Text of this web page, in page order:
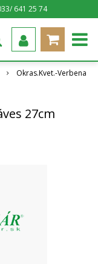
641 25 74
Okras.Kvet.-Verbena
27cm